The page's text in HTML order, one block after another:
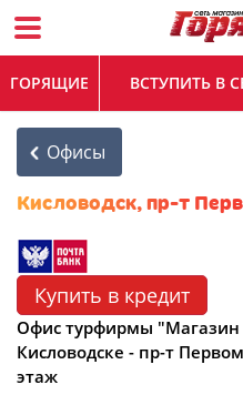
ГОРЯЩИЕ ВСТУПИТЬ В
Офисы
Кисловодск, пр-т
Купить в кредит
Офис турфирмы "Магазин
Кисловодске - пр-т
этаж